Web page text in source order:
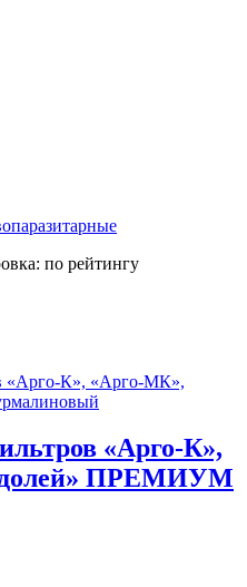
по рейтингу
«Арго-К»,
ПРЕМИУМ